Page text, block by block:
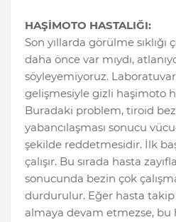
HAŞİMOTO HASTALIĞI:
Son yıllarda görülme sıklığı
daha önce var mıydı,
söyleyemiyoruz.
gelişmesiyle gizli haşimoto
Buradaki problem, tiroid
yabancılaşması sonucu
şekilde reddetmesidir. İlk
çalışır. Bu sırada hasta
sonucunda bezin çok
durdurulur. Eğer hasta takip
almaya devam etmezse, bu